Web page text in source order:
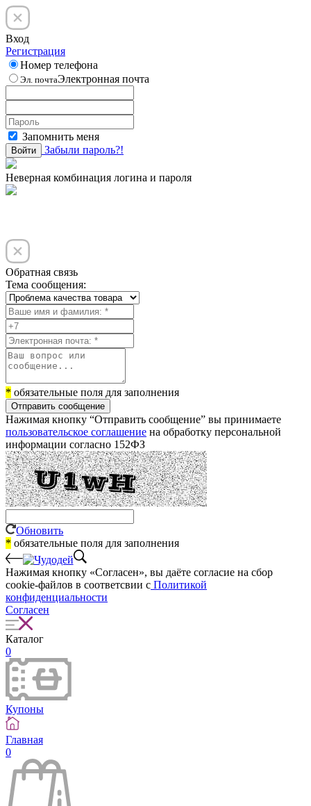
Вход
Регистрация
Номер телефона
Эл. почтаЭлектронная почта
Запомнить меня
Войти Забыли пароль?!
Неверная комбинация логина и пароля
Обратная связь
Тема сообщения:
* обязательные поля для заполнения
Отправить сообщение
Нажимая кнопку “Отправить сообщение” вы принимаете
пользовательское соглашение на обработку персональной
информации согласно 152ФЗ
Обновить
* обязательные поля для заполнения
Нажимая кнопку «Согласен», вы даёте cогласие на сбор
cookie-файлов в соответсвии с Политикой
конфиденциальности
Согласен
Каталог
0
Купоны
Главная
0